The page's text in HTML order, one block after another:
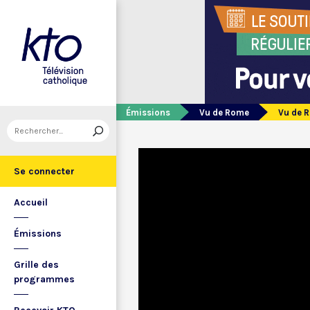
Se connecter
Accueil
Émissions
Grille des
programmes
Émissions Vu de Rome Vu de